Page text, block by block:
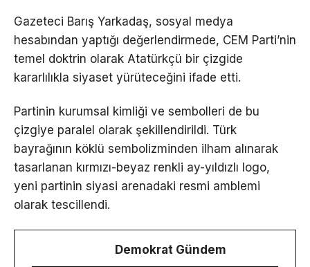
Gazeteci Barış Yarkadaş, sosyal medya
hesabından yaptığı değerlendirmede, CEM Parti’nin
temel doktrin olarak Atatürkçü bir çizgide
kararlılıkla siyaset yürüteceğini ifade etti.
Partinin kurumsal kimliği ve sembolleri de bu
çizgiye paralel olarak şekillendirildi. Türk
bayrağının köklü sembolizminden ilham alınarak
tasarlanan kırmızı-beyaz renkli ay-yıldızlı logo,
yeni partinin siyasi arenadaki resmi amblemi
olarak tescillendi.
Demokrat Gündem